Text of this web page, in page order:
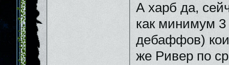
А харб да,
как минимум
дебаффов)
же Ривер по